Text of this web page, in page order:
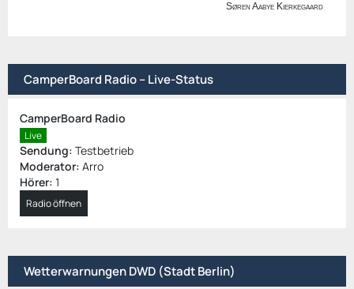
Søren Aabye Kierkegaard
CamperBoard Radio – Live-Status
CamperBoard Radio
Live
Sendung: Testbetrieb
Moderator: Arro
Hörer: 1
Radio öffnen
Wetterwarnungen DWD (Stadt Berlin)